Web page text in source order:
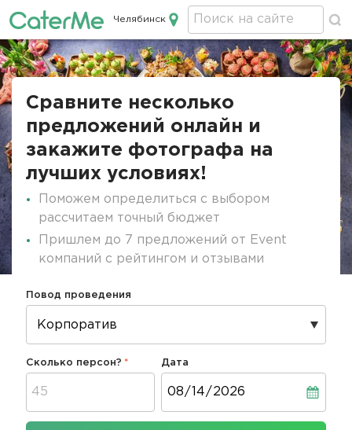
Кейтеринг в Челябинске
Челябинск
Строка
Сравните несколько
предложений онлайн и
закажите фотографа на
лучших условиях!
Поможем определиться с выбором
рассчитаем точный бюджет
Пришлем до 7 предложений от Event
компаний с рейтингом и отзывами
Повод проведения
Сколько персон? Дата